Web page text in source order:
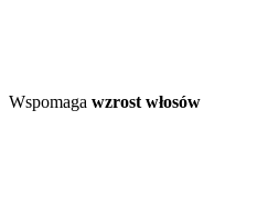
Wspomaga wzrost włosów